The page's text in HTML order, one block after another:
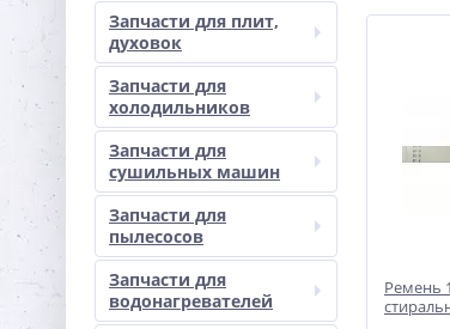
Запчасти для плит,
духовок
Запчасти для
холодильников
Запчасти для
сушильных машин
Запчасти для
пылесосов
Запчасти для
водонагревателей
Ремень